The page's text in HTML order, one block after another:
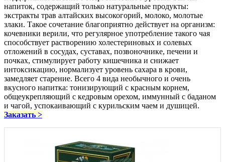
напиток, содержащий только натуральные продукты:
экстракты трав алтайских высокогорий, молоко, молотые
злаки. Такое сочетание благоприятно действует на организм:
кочевники верили, что регулярное употребление такого чая
способствует растворению холестериновых и солевых
отложений в сосудах, суставах, позвоночнике, печени и
почках, стимулирует работу кишечника и снижает
интоксикацию, нормализует уровень сахара в крови,
замедляет старение. Всего 4 вида необычного и очень
вкусного напитка: тонизирующий с красным корнем,
общеукрепляющий с кедровым орехом, иммунный с баданом
и чагой, успокаивающий с курильским чаем и душицей.
Заказать >